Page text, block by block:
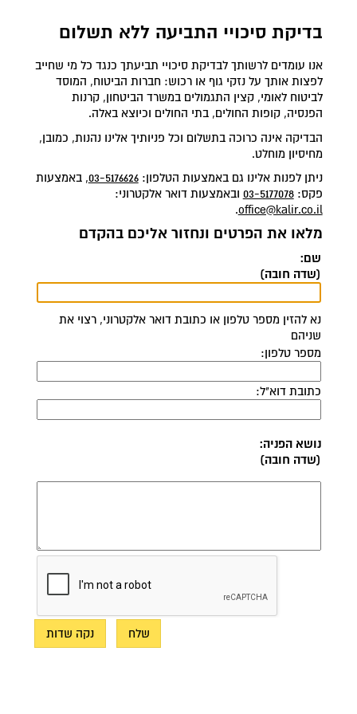
בדיקת סיכויי התביעה ללא תשלום
אנו עומדים לרשותך לבדיקת סיכויי תביעתך כנגד כל מי שחייב
לפצות אותך על נזקי גוף או רכוש: חברות הביטוח, המוסד
לביטוח לאומי, קצין התגמולים במשרד הביטחון, קרנות
הפנסיה, קופות החולים, בתי החולים וכיוצא באלה.
הבדיקה אינה כרוכה בתשלום וכל פניותיך אלינו נהנות, כמובן,
מחיסיון מוחלט.
ניתן לפנות אלינו גם באמצעות הטלפון:03-5176626, באמצעות
פקס:03-5177078 ובאמצעות דואר אלקטרוני:
office@kalir.co.il
.
מלאו את הפרטים ונחזור אליכם בהקדם
שם:
(שדה חובה)
נא להזין מספר טלפון או כתובת דואר אלקטרוני, רצוי את
שניהם
מספר טלפון:
כתובת דוא"ל:
נושא הפניה:
(שדה חובה)